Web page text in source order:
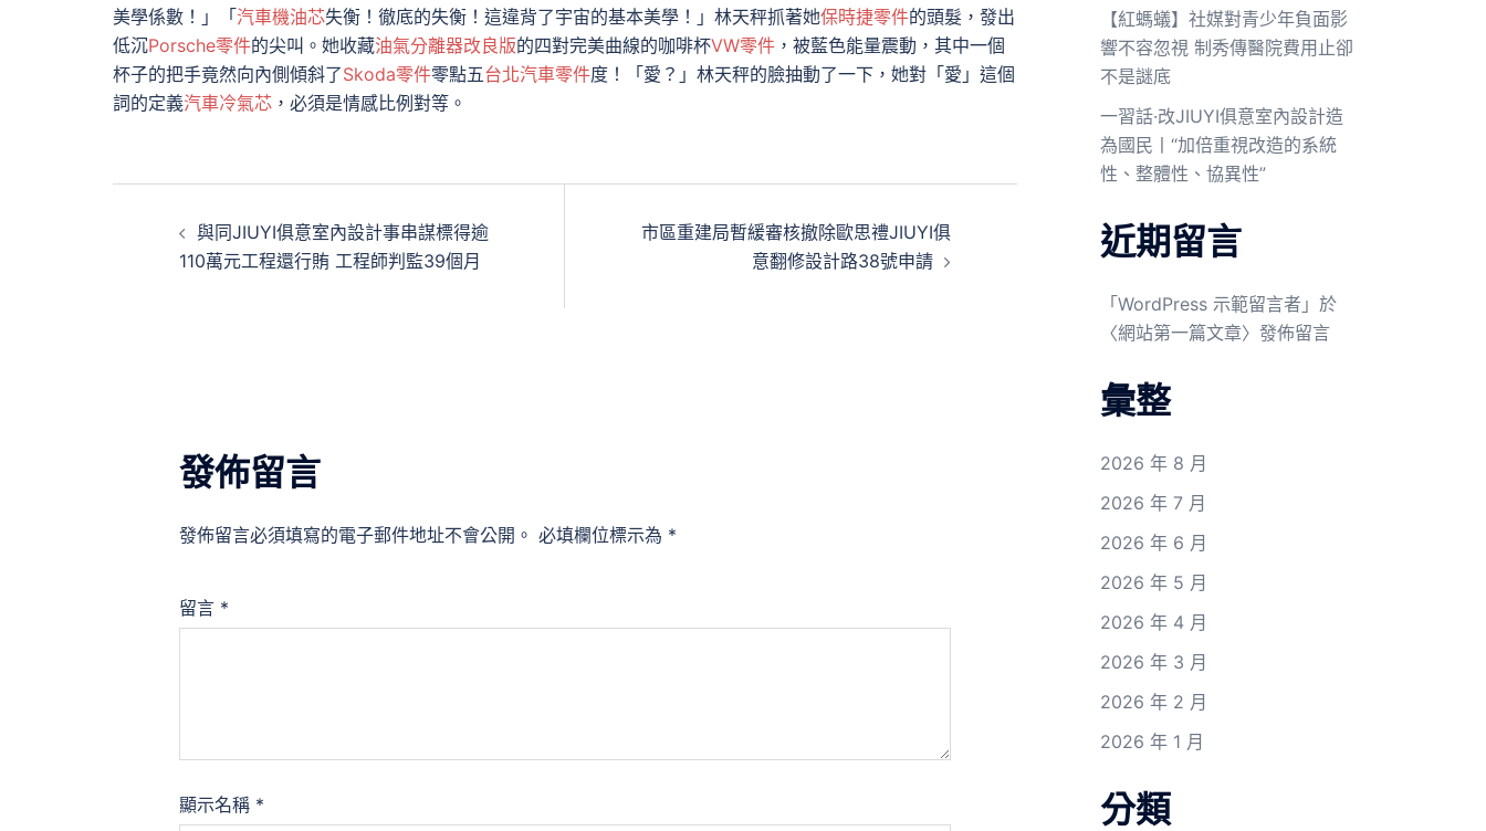
美學係數！」「汽車機油芯失衡！徹底的失衡！這違背了宇宙的基本美學！」林天秤抓著她保時捷零件的頭髮，發出
低沉Porsche零件的尖叫。她收藏油氣分離器改良版的四對完美曲線的咖啡杯VW零件 ，被藍色能量震動，其中一個
杯子的把手竟然向內側傾斜了Skoda零件零點五台北汽車零件度！「愛？」林天秤的臉抽動了一下，她對「愛」這個
詞的定義汽車冷氣芯 ，必須是情感比例對等。
與同JIUYI俱意室內設計事串謀標得逾
110萬元工程還行賄 工程師判監39個月
市區重建局暫緩審核撤除歐思禮JIUYI俱
意翻修設計路38號申請
發佈留言
發佈留言必須填寫的電子郵件地址不會公開。 必填欄位標示為 *
留言 *
顯示名稱 *
【紅螞蟻】社媒對青少年負面影
響不容忽視 制秀傳醫院費用止卻
不是謎底
一習話·改JIUYI俱意室內設計造
為國民丨“加倍重視改造的系統
性、整體性、協異性”
近期留言
「 WordPress 示範留言者 」於
〈網站第一篇文章〉發佈留言
彙整
2026 年 8 月
2026 年 7 月
2026 年 6 月
2026 年 5 月
2026 年 4 月
2026 年 3 月
2026 年 2 月
2026 年 1 月
分類